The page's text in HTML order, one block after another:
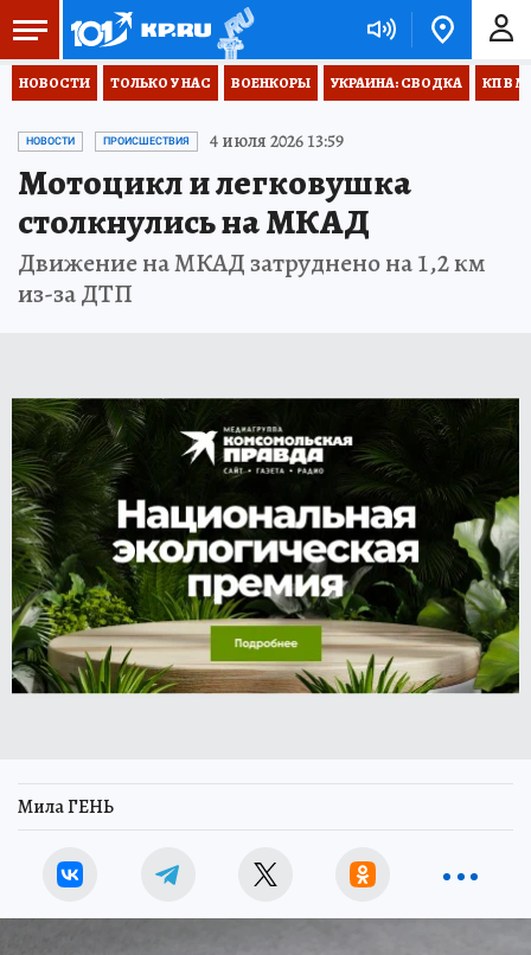
НОВОСТИ ТОЛЬКО У НАС ВОЕНКОРЫ УКРАИНА: СВОДКА КП В
НОВОСТИ ПРОИСШЕСТВИЯ 4 июля 2026 13:59
Мотоцикл и легковушка
столкнулись на МКАД
Движение на МКАД затруднено на 1,2 км
из-за ДТП
Мила ГЕНЬ